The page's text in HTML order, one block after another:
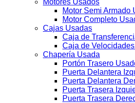
Motores Usados
Motor Semi Armado
Motor Completo
Cajas Usadas
Caja de
Caja de
Chapería Usada
Portón Trasero
Puerta Delantera
Puerta Delantera
Puerta Trasera
Puerta Trasera